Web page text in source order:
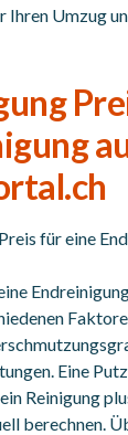
Ihren Umzug
für eine
Eine
Reinigung
berechnen.